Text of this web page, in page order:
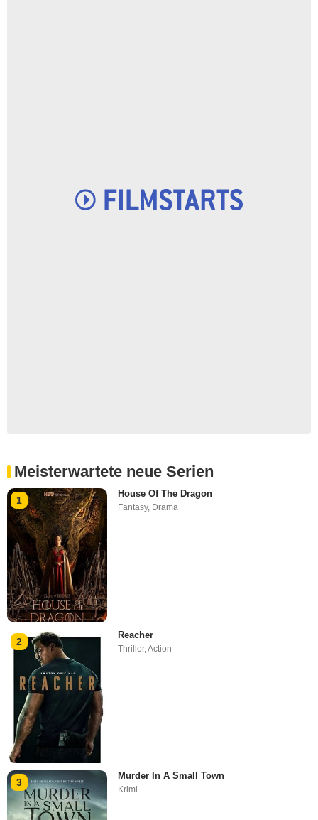
Meisterwartete neue Serien
1
House Of The Dragon
Fantasy, Drama
2
Reacher
Thriller,Action
3
Murder In A Small Town
Krimi